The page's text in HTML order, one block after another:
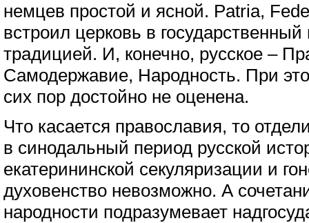
немцев простой и ясной. Patria,
встроил церковь в государственный
традицией. И, конечно, русское –
Самодержавие, Народность. При
сих пор достойно не оценена.
Что касается православия, то
в синодальный период русской
екатерининской секуляризации и
духовенство невозможно. А
народности подразумевает